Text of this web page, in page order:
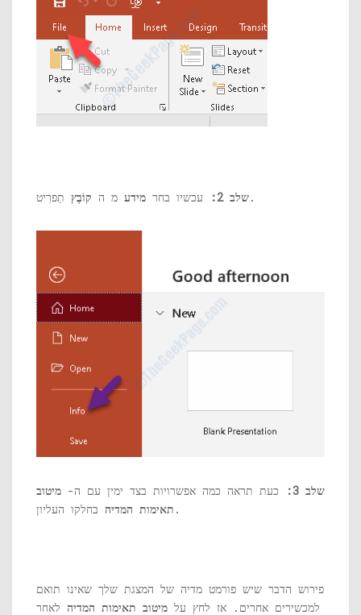
שלב 2: עכשיו בחר מידע מ ה קוֹבֶץ תַפרִיט.
שלב 3: כעת תראה כמה אפשרויות בצד ימין עם ה- מיטוב
תאימות המדיה בחלקו העליון.
פירוש הדבר שיש פורמט מדיה של המצגת שלך שאינו תואם
למכשירים אחרים. אז לחץ על מיטוב תאימות המדיה לאחר